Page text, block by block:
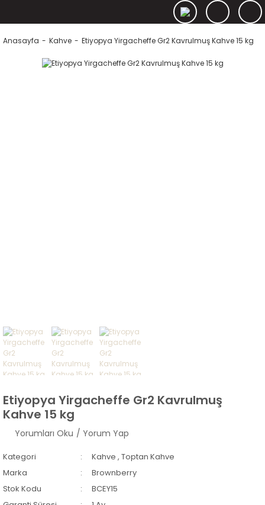
Anasayfa Kahve Etiyopya Yirgacheffe Gr2 Kavrulmuş Kahve 15 kg
Etiyopya Yirgacheffe Gr2 Kavrulmuş
Kahve 15 kg
Yorumları Oku / Yorum Yap
Kategori Kahve ,Toptan Kahve
Marka
Brownberry
Stok Kodu
BCEY15